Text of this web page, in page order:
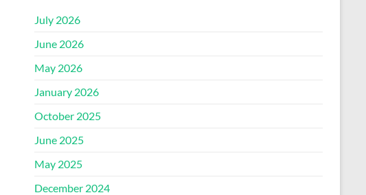
July 2026
June 2026
May 2026
January 2026
October 2025
June 2025
May 2025
December 2024